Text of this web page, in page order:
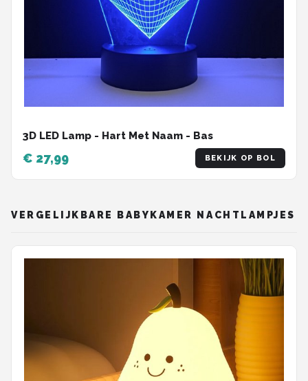
3D LED Lamp - Hart Met Naam - Bas
€ 27,99 BEKIJK OP BOL
VERGELIJKBARE BABYKAMER NACHTLAMPJES